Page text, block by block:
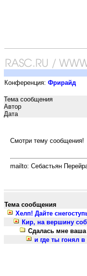
Конференция: Фрирайд
Тема сообщения
Автор
Дата
Смотри тему сообщения!
mailto: Себастьян
Тема сообщения
Хелп! Дайте
Кир, на вершину
Сдалась мне
и где ты гонял